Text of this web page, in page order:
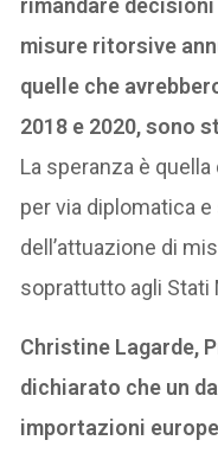
misure ritorsive
quelle che
2018 e 2020, sono
La speranza è
per via diplomatica
dell’attuazione di
soprattutto agli Stati
Christine Lagarde,
dichiarato che un
importazioni